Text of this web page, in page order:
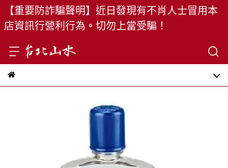
【重要防詐騙聲明】近日發現有不肖人士冒用本
店資訊行營利行為。切勿上當受騙！